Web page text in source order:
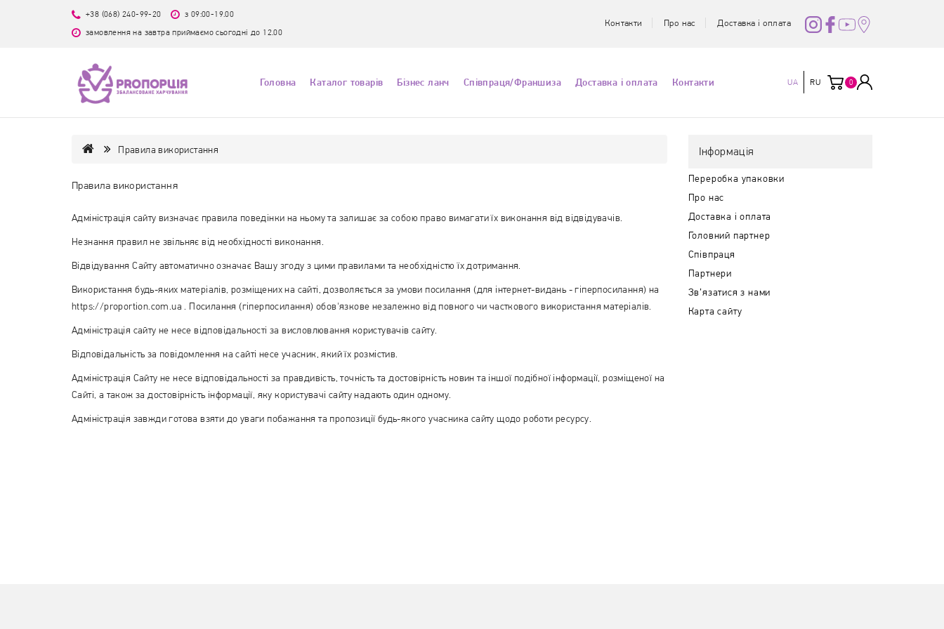
+38 (068) 240-99-20
з 09:00-19.00
замовлення на завтра приймаємо сьогодні до 12.00
Контакти Про нас Доставка і оплата
Головна Каталог товарів Бізнес ланч Співпраця/Франшиза Доставка і оплата Контакти UA RU 0
Правила використання
Правила використання
Адміністрація сайту визначає правила поведінки на ньому та залишає за собою право вимагати їх виконання від відвідувачів.
Незнання правил не звільняє від необхідності виконання.
Відвідування Сайту автоматично означає Вашу згоду з цими правилами та необхідністю їх дотримання.
Використання будь-яких матеріалів, розміщених на сайті, дозволяється за умови посилання (для інтернет-видань - гіперпосилання) на
https://proportion.com.ua . Посилання (гіперпосилання) обов'язкове незалежно від повного чи часткового використання матеріалів.
Адміністрація сайту не несе відповідальності за висловлювання користувачів сайту.
Відповідальність за повідомлення на сайті несе учасник, який їх розмістив.
Адміністрація Сайту не несе відповідальності за правдивість, точність та достовірність новин та іншої подібної інформації, розміщеної на
Сайті, а також за достовірність інформації, яку користувачі сайту надають один одному.
Адміністрація завжди готова взяти до уваги побажання та пропозиції будь-якого учасника сайту щодо роботи ресурсу.
Інформація
Переробка упаковки
Про нас
Доставка і оплата
Головний партнер
Співпраця
Партнери
Зв’язатися з нами
Карта сайту